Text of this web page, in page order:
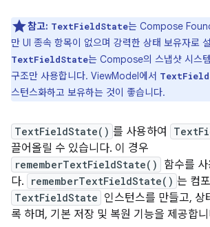
참고: TextFieldState는 Compose
만 UI 종속 항목이 없으며 강력한 상태 보유자로
TextFieldState는 Compose의 스냅샷 시스
구조만 사용합니다. ViewModel에서
스턴스화하고 보유하는 것이 좋습니다.
TextFieldState() 를 사용하여
끌어올릴 수 있습니다. 이 경우
rememberTextFieldState()
함수를
다.
rememberTextFieldState() 는 컴
TextFieldState 인스턴스를 만들고, 상
록 하며, 기본 저장 및 복원 기능을 제공합